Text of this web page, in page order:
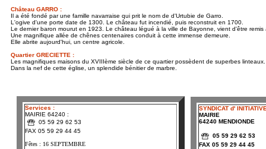
Château GARRO :
Il a été fondé par une famille navarraise qui prit le nom de d'Urtubie de Garro.
L'ogive d'une porte date de 1300. Le château fut incendié, puis reconstruit en 1700.
Le dernier baron mourut en 1923. Le château légué à la ville de Bayonne, vient d'être remis
Une magnifique allée de chênes centenaires conduit à cette immense demeure.
Elle abrite aujourd'hui, un centre agricole.
Quartier GRECIETTE :
Les magnifiques maisons du XVIIIème siècle de ce quartier possèdent de superbes linteaux
Dans la nef de cette église, un splendide bénitier de marbre.
Services :
MAIRIE 64240 :
05 59 29 62 53
FAX 05 59 29 44 45
Fêtes : 16 SEPTEMBRE
SYNDICAT d'
MAIRIE
64240 MENDIONDE
05 59 29 62 53
FAX 05 59 29 44 45